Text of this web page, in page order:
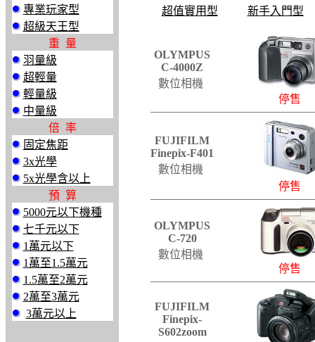
專業玩家型
超級天王型
重 量
羽量級
超輕量
輕量級
中量級
倍 率
固定焦距
3x光學
5x光學含以上
預 算
5000元以下機種
七千元以下
1萬元以下
1萬至1.5萬元
1.5萬至2萬元
2萬至3萬元
3萬元以上
超值實用型 新手入門型
OLYMPUS
C-4000Z
數位相機
停售
FUJIFILM
Finepix-F401
數位相機
停售
OLYMPUS
C-720
數位相機
停售
FUJIFILM
Finepix-
S602zoom